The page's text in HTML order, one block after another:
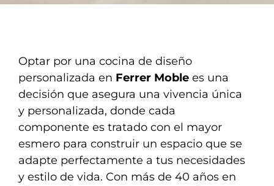
Optar por una cocina de diseño
personalizada en Ferrer Moble es una
decisión que asegura una vivencia única
y personalizada, donde cada
componente es tratado con el mayor
esmero para construir un espacio que se
adapte perfectamente a tus necesidades
y estilo de vida. Con más de 40 años en